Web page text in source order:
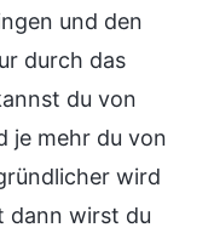
und den
durch das
du von
je mehr du von
wird
dann wirst du